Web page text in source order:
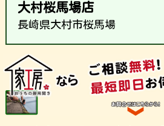
大村桜馬場店
長崎県大村市桜馬場